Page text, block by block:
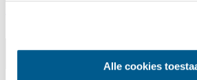
Alle cookies